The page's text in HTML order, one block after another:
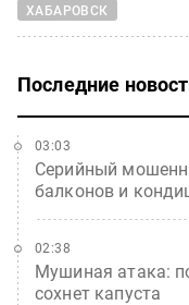
ХАБАРОВСК
Последние
Серийный
балконов и
03:03
Мушиная атака:
сохнет капуста
02:38